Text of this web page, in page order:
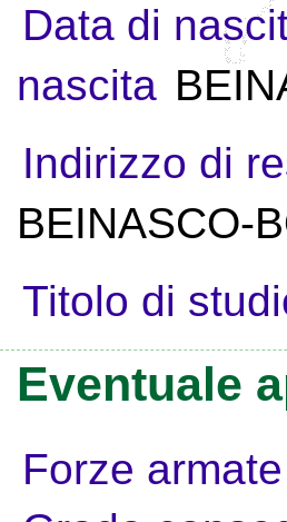
Data di
nascita
Indirizzo di
BEINASCO-
Titolo di
Eventuale
Forze armate